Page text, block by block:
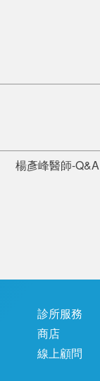
楊彥峰醫師-Q&A
診所服務
商店
線上顧問